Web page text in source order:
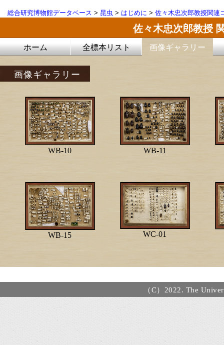
総合研究博物館データベース > 昆虫 > はじめに > 佐々木忠次郎教授関連
佐々木忠次郎教授
ホーム 全標本リスト 画像ギャラリー
画像ギャラリー
WB-10 WB-11
WB-15 WC-01
（C）2022. The